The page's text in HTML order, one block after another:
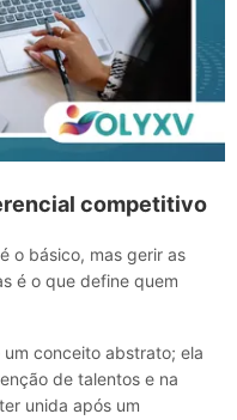
competitivo
o básico, mas gerir as
é o que define quem
um conceito abstrato; ela
de talentos e na
unida após um